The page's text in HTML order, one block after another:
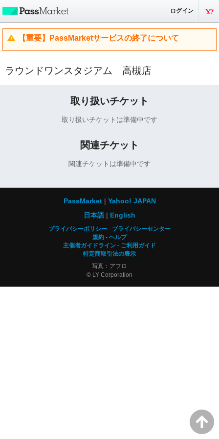
ログイン
【重要】PassMarketサービスの終了について
ラウンドワンスタジアム 高槻店
取り扱いチケット
取り扱いチケットは準備中です
関連チケット
関連チケットは準備中です
PassMarket
Yahoo! JAPAN
日本語
English
プライバシーポリシー
プライバシーセンター
規約
ヘルプ
主催者ガイドライン
ご利用ガイド
特定商取引法の表示
写真：アフロ
© LY Corporation